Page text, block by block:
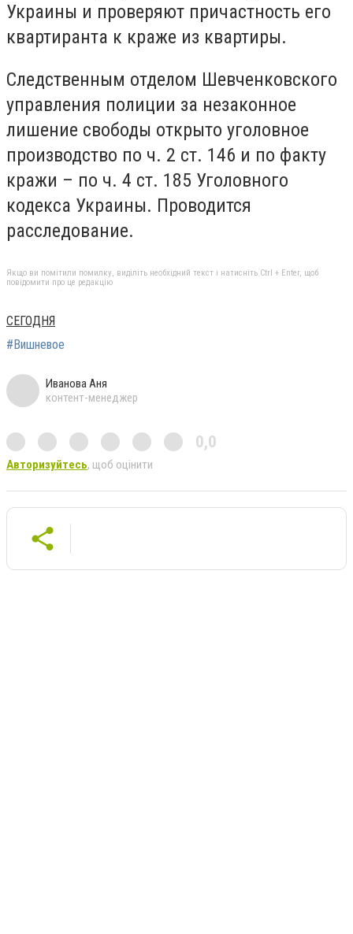
Украины и проверяют причастность его
квартиранта к краже из квартиры.
Следственным отделом Шевченковского
управления полиции за незаконное
лишение свободы открыто уголовное
производство по ч. 2 ст. 146 и по факту
кражи – по ч. 4 ст. 185 Уголовного
кодекса Украины. Проводится
расследование.
Якщо ви помітили помилку, виділіть необхідний текст і натисніть Ctrl + Enter, щоб
повідомити про це редакцію
СЕГОДНЯ
#Вишневое
Иванова Аня
контент-менеджер
0,0
Авторизуйтесь, щоб оцінити